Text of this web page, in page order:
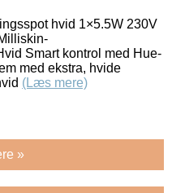
hvid 1×5.5W 230V
Smart kontrol med Hue-
med ekstra, hvide
(Læs mere)
»